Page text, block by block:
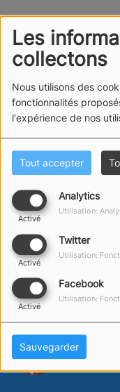
Les
collectons
Nous utilisons des
fonctionnalités
l'expérience de nos
Tout accepter
Analytics
Activé
Utilisation:
Twitter
Activé
Utilisation:
Facebook
Activé
Utilisation:
Sauvegarder